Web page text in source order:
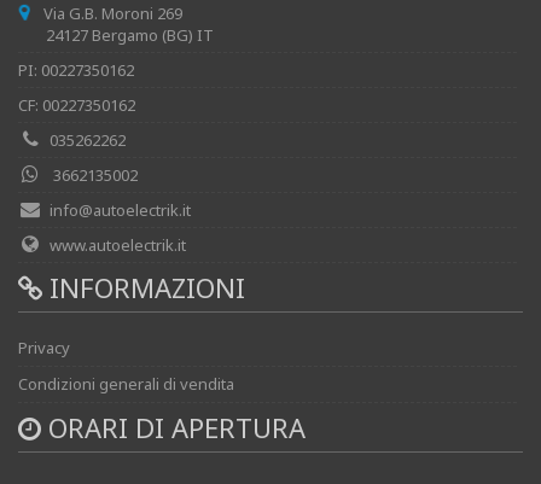
Via G.B. Moroni 269
24127 Bergamo (BG) IT
PI: 00227350162
CF: 00227350162
035262262
3662135002
info@autoelectrik.it
www.autoelectrik.it
INFORMAZIONI
Privacy
Condizioni generali di vendita
ORARI DI APERTURA